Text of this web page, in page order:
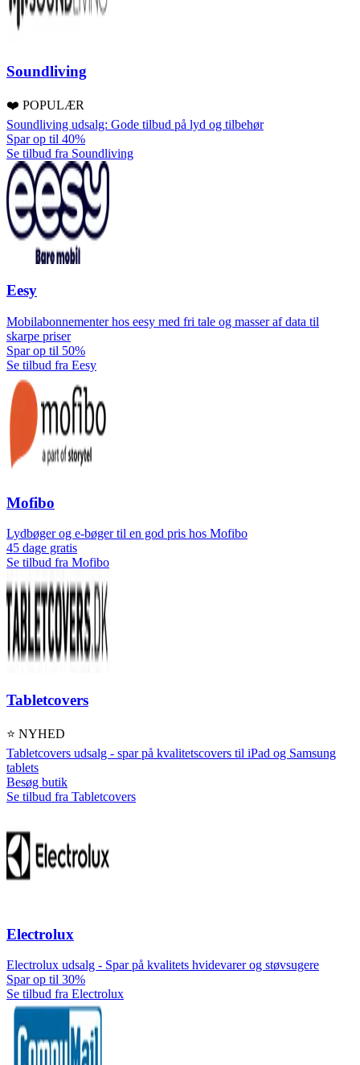
Soundliving
❤️ POPULÆR
Soundliving udsalg: Gode tilbud på lyd og tilbehør
Spar op til 40%
Se tilbud fra Soundliving
Eesy
Mobilabonnementer hos eesy med fri tale og masser af data til
skarpe priser
Spar op til 50%
Se tilbud fra Eesy
Mofibo
Lydbøger og e-bøger til en god pris hos Mofibo
45 dage gratis
Se tilbud fra Mofibo
Tabletcovers
⭐ NYHED
Tabletcovers udsalg - spar på kvalitetscovers til iPad og Samsung
tablets
Besøg butik
Se tilbud fra Tabletcovers
Electrolux
Electrolux udsalg - Spar på kvalitets hvidevarer og støvsugere
Spar op til 30%
Se tilbud fra Electrolux